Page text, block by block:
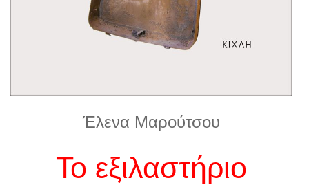
Έλενα Μαρούτσου
Το εξιλαστήριο